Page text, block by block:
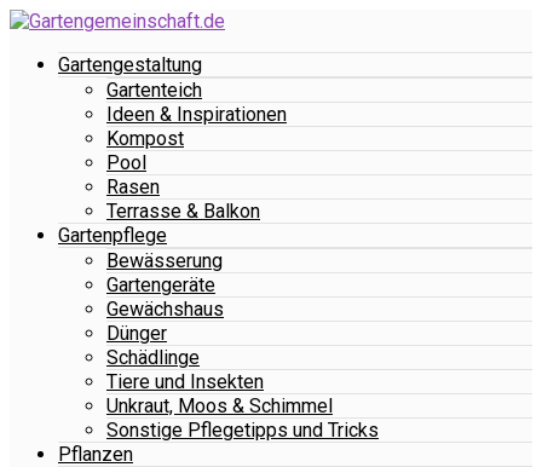
Gartengestaltung
Gartenteich
Ideen & Inspirationen
Kompost
Pool
Rasen
Terrasse & Balkon
Gartenpflege
Bewässerung
Gartengeräte
Gewächshaus
Dünger
Schädlinge
Tiere und Insekten
Unkraut, Moos & Schimmel
Sonstige Pflegetipps und Tricks
Pflanzen